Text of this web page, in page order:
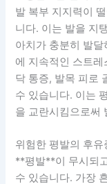
발 복부 지지력이
니다. 이는 발을 지
아치가 충분히 발
에 지속적인 스트
닥 통증, 발목 피로
수 있습니다. 이는
을 교란시킴으로써
위험한 평발의 후유
**평발**이 무시되
수 있습니다. 가장